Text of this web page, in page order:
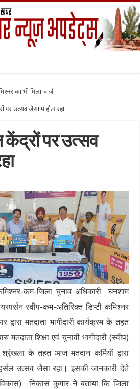
का भी मिला चार्ज
पर उत्सव जैसा माहौल रहा
केंद्रों पर उत्सव
कम-जिला चुनाव अधिकारी घनशाम
स्वीप-कम-अतिरिक्त डिप्टी कमिश्नर
द्वारा मतदाता भागीदारी कार्यक्रम के तहत
शिक्षा एवं चुनावी भागीदारी (स्वीप)
के तहत आज मतदान कर्मियों द्वारा
उत्सव जैसा रहा। इसकी जानकारी देते
निकास कुमार ने बताया कि जिला